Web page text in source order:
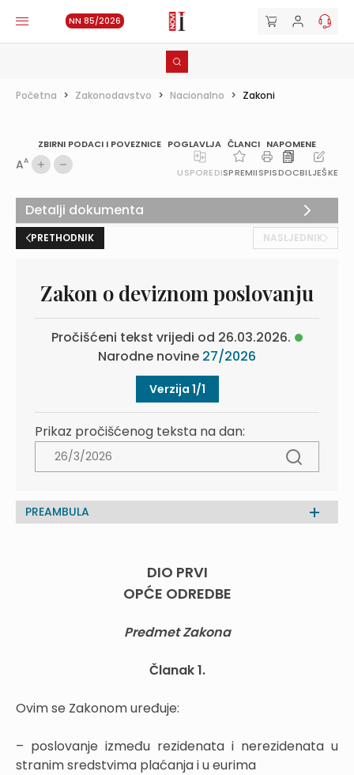
NN 85/2026
Početna > Zakonodavstvo > Nacionalno > Zakoni
ZBIRNI PODACI I POVEZNICE POGLAVLJA ČLANCI NAPOMENE
AA
USPOREDISPREMIISPISDOCBILJEŠKE
PRETHODNIK NASLJEDNIK
Zakon o deviznom poslovanju
Pročišćeni tekst vrijedi od 26.03.2026.
Narodne novine 27/2026
Verzija 1/1
Prikaz pročišćenog teksta na dan:
PREAMBULA
DIO PRVI
OPĆE ODREDBE
Predmet Zakona
Članak 1.
Ovim se Zakonom uređuje:
– poslovanje između rezidenata i nerezidenata u
stranim sredstvima plaćanja i u eurima
Detalji dokumenta